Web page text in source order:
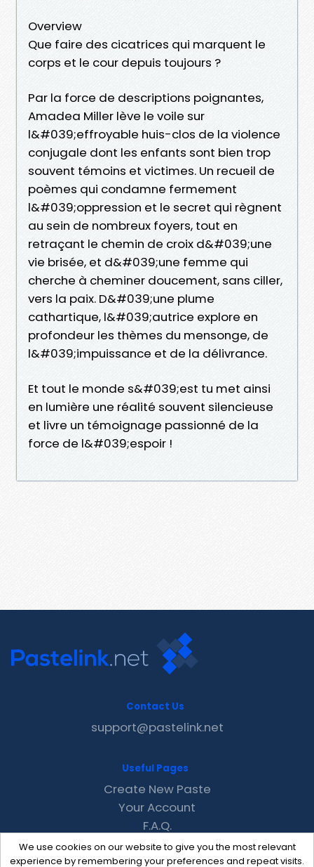
Overview
Que faire des cicatrices qui marquent le
corps et le cour depuis toujours ?
Par la force de descriptions poignantes,
Amadea Miller lève le voile sur
l&#039;effroyable huis-clos de la violence
conjugale dont les enfants sont bien trop
souvent témoins et victimes. Un recueil de
poèmes qui condamne fermement
l&#039;oppression et le secret qui règnent
au sein de nombreux foyers, tout en
retraçant le chemin de croix d&#039;une
vie brisée, et d&#039;une femme qui
cherche à cheminer doucement, sans ciller,
vers la paix. D&#039;une plume
cathartique, l&#039;autrice explore en
profondeur les thèmes du mensonge, de
l&#039;impuissance et de la délivrance.
Et tout le monde s&#039;est tu met ainsi
en lumière une réalité souvent silencieuse
et livre un témoignage passionné de la
force de l&#039;espoir !
We use cookies on our website to give you the most relevant
experience by remembering your preferences and repeat visits.
Contact Us
support@pastelink.net
Useful Pages
Create New Paste
Your Account
F.A.Q.
Recent
Contact